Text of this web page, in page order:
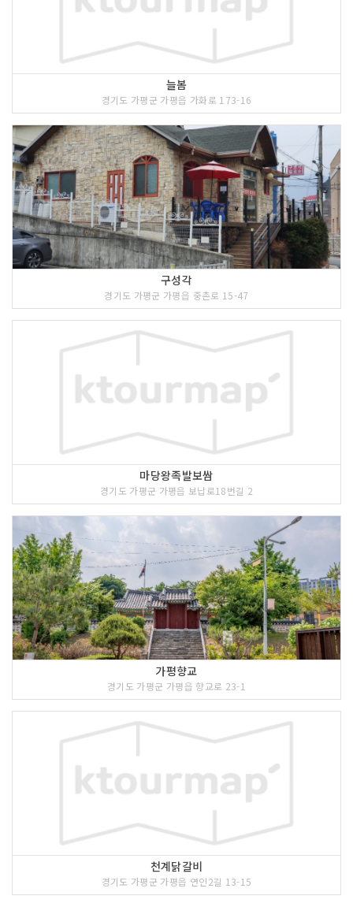
늘봄
경기도 가평군 가평읍 가화로 173-16
구성각
경기도 가평군 가평읍 중촌로 15-47
마당왕족발보쌈
경기도 가평군 가평읍 보납로18번길 2
가평향교
경기도 가평군 가평읍 향교로 23-1
천계닭갈비
경기도 가평군 가평읍 연인2길 13-15